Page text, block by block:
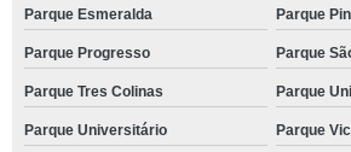
Parque Esmeralda Parque
Parque Progresso Parque
Parque Tres Colinas Parque
Parque Universitário Parque